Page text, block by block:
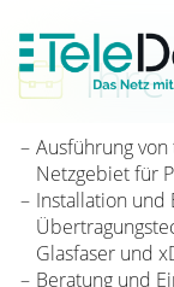
Ausführung
Netzgebiet für
Installation und
Glasfaser und
Beratung und